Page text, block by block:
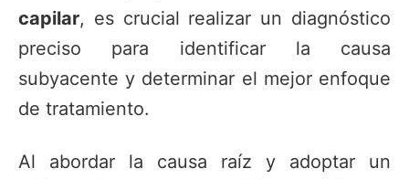
capilar, es crucial realizar un diagnóstico
preciso para identificar la causa
subyacente y determinar el mejor enfoque
de tratamiento.
Al abordar la causa raíz y adoptar un